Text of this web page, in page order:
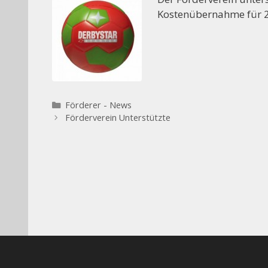
Kostenübernahme für
Kategorien
Förderer - News
Förderverein Unterstützte